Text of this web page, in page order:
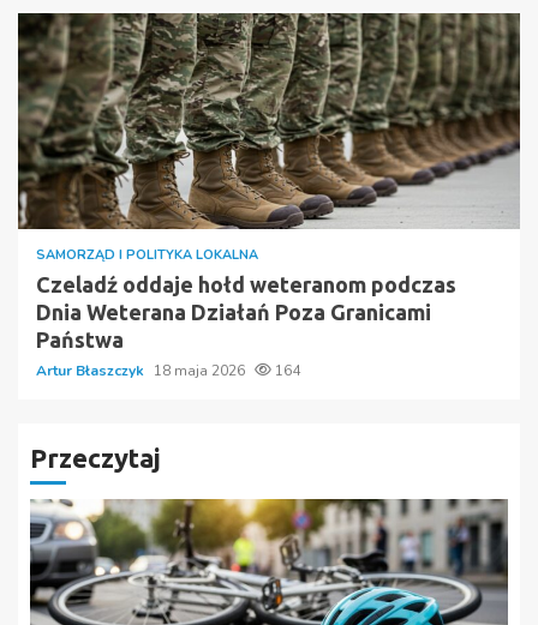
SAMORZĄD I POLITYKA LOKALNA
Czeladź oddaje hołd weteranom podczas
Dnia Weterana Działań Poza Granicami
Państwa
Artur Błaszczyk 18 maja 2026 164
Przeczytaj